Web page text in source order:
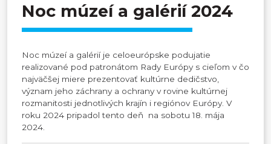
Noc múzeí a galérií 2024
Noc múzeí a galérií je celoeurópske podujatie
realizované pod patronátom Rady Európy s cieľom v čo
najväčšej miere prezentovať kultúrne dedičstvo,
význam jeho záchrany a ochrany v rovine kultúrnej
rozmanitosti jednotlivých krajín i regiónov Európy. V
roku 2024 pripadol tento deň na sobotu 18. mája
2024.